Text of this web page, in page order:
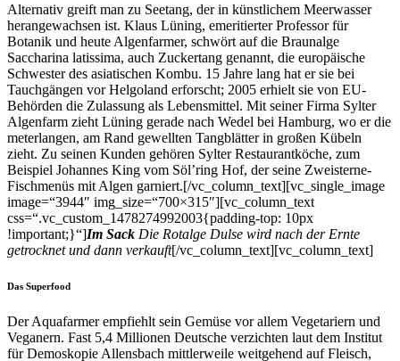
Alternativ greift man zu Seetang, der in künstlichem Meerwasser
herangewachsen ist. Klaus Lüning, emeritierter Professor für
Botanik und heute Algenfarmer, schwört auf die Braunalge
Saccharina latissima, auch Zuckertang genannt, die europäische
Schwester des asiatischen Kombu. 15 Jahre lang hat er sie bei
Tauchgängen vor Helgoland erforscht; 2005 erhielt sie von EU-
Behörden die Zulassung als Lebensmittel. Mit seiner Firma Sylter
Algenfarm zieht Lüning gerade nach Wedel bei Hamburg, wo er die
meterlangen, am Rand gewellten Tangblätter in großen Kübeln
zieht. Zu seinen Kunden gehören Sylter Restaurantköche, zum
Beispiel Johannes King vom Söl’ring Hof, der seine Zweisterne-
Fisch­menüs mit Algen garniert.[/vc_column_text][vc_single_image
image=“3944″ img_size=“700×315″][vc_column_text
css=“.vc_custom_1478274992003{padding-top: 10px
!important;}“]Im Sack Die Rotalge Dulse wird nach der Ernte
getrocknet und dann verkauft[/vc_column_text][vc_column_text]
Das Superfood
Der Aquafarmer empfiehlt sein Gemüse vor allem Vegetariern und
Veganern. Fast 5,4 Millionen Deutsche verzichten laut dem Institut
für Demoskopie Allensbach mittlerweile weitgehend auf Fleisch,